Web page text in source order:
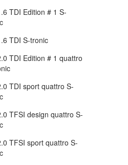
TDI Edition # 1 S-
TDI S-tronic
TDI Edition # 1 quattro
TDI sport quattro S-
TFSI design quattro S-
TFSI sport quattro S-